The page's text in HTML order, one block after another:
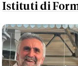
Istituti di